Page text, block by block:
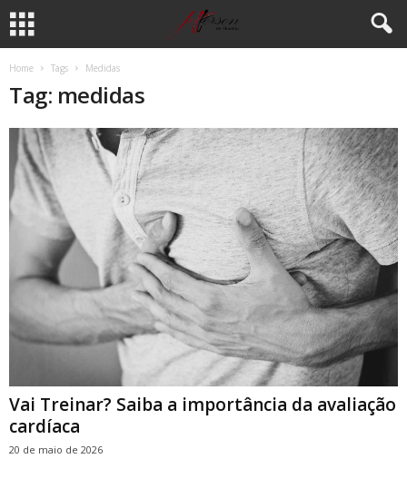
Home Tags Medidas
Tag: medidas
Vai Treinar? Saiba a importância da avaliação
cardíaca
20 de maio de 2026